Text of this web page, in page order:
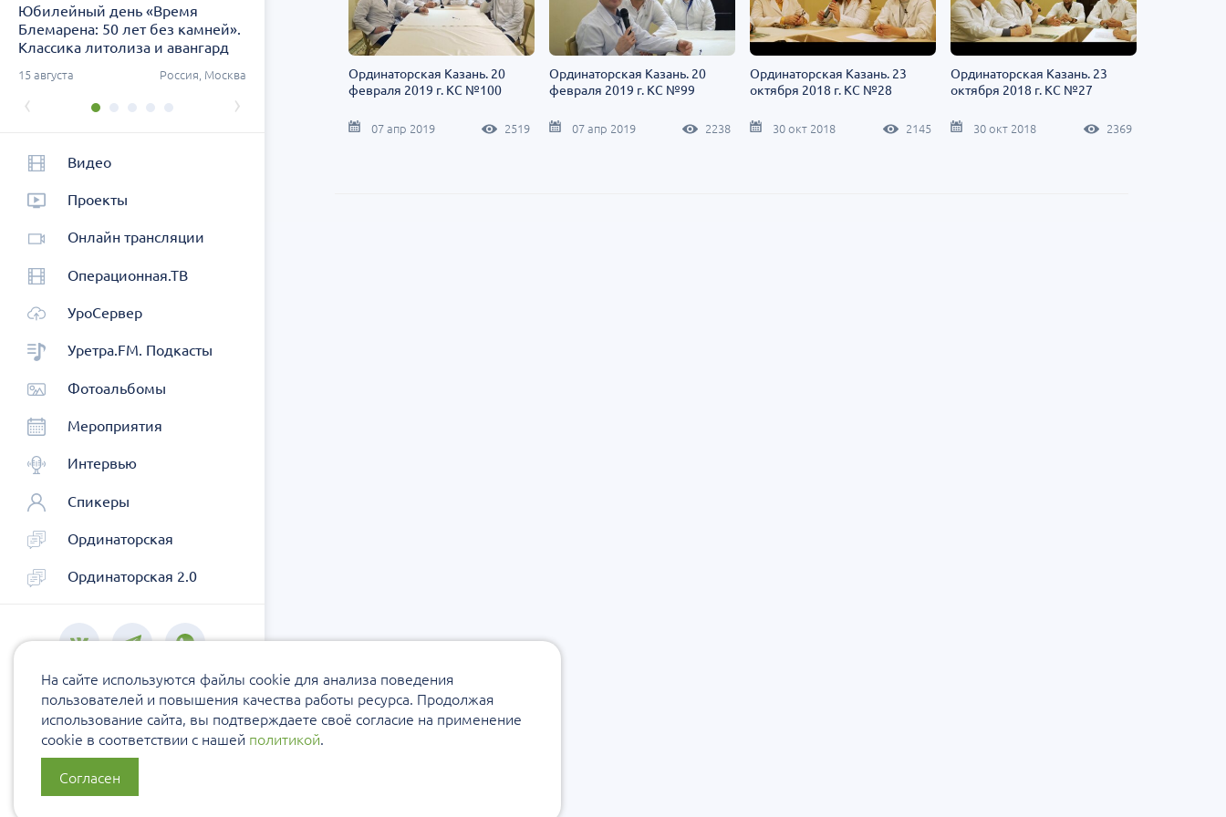
Юбилейный день «Время
Блемарена: 50 лет без камней».
Классика литолиза и авангард
Россия, Москва
15 августа
Заседание ДОК «АСПЕКТ»:
СЗФО. Актуальные вопросы
Россия, Санкт-Петербург
Научно-практическая
региональная интернет-
конференция «УроМикс»
Россия, Хабаровск
28 августа
Научно-практическая
конференция «Урология на 360°.
Экосистема в частной
медицине»
Россия, Москва
04 сентября
Научно-практическая
региональная интернет-
конференция «УроМикс»
Россия, Екатеринбург
07 сентября
‹ ›
Видео
Проекты
Онлайн трансляции
Операционная.ТВ
УроСервер
Уретра.FM. Подкасты
Фотоальбомы
Мероприятия
Интервью
Спикеры
Ординаторская
Ординаторская 2.0
Ординаторская Казань. 20
февраля 2019 г. КС №100
07 апр 2019 2519
Ординаторская Казань. 20
февраля 2019 г. КС №99
07 апр 2019 2238
Ординаторская Казань. 23
октября 2018 г. КС №28
30 окт 2018 2145
Ординаторская Казань. 23
октября 2018 г. КС №27
30 окт 2018 2369
На сайте используются файлы cookie для анализа поведения
пользователей и повышения качества работы ресурса. Продолжая
использование сайта, вы подтверждаете своё согласие на применение
cookie в соответствии с нашей политикой.
Согласен